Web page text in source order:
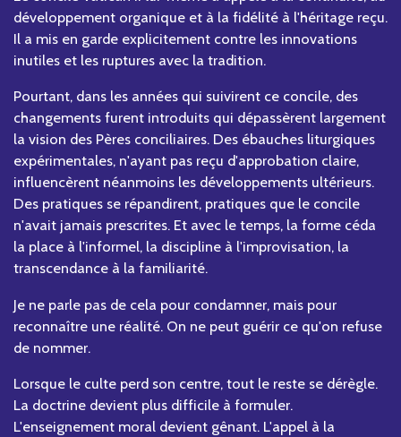
développement organique et à la fidélité à l'héritage reçu.
Il a mis en garde explicitement contre les innovations
inutiles et les ruptures avec la tradition.
Pourtant, dans les années qui suivirent ce concile, des
changements furent introduits qui dépassèrent largement
la vision des Pères conciliaires. Des ébauches liturgiques
expérimentales, n'ayant pas reçu d'approbation claire,
influencèrent néanmoins les développements ultérieurs.
Des pratiques se répandirent, pratiques que le concile
n'avait jamais prescrites. Et avec le temps, la forme céda
la place à l'informel, la discipline à l'improvisation, la
transcendance à la familiarité.
Je ne parle pas de cela pour condamner, mais pour
reconnaître une réalité. On ne peut guérir ce qu'on refuse
de nommer.
Lorsque le culte perd son centre, tout le reste se dérègle.
La doctrine devient plus difficile à formuler.
L'enseignement moral devient gênant. L'appel à la